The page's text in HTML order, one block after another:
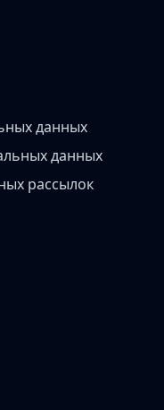
данных
данных
рассылок